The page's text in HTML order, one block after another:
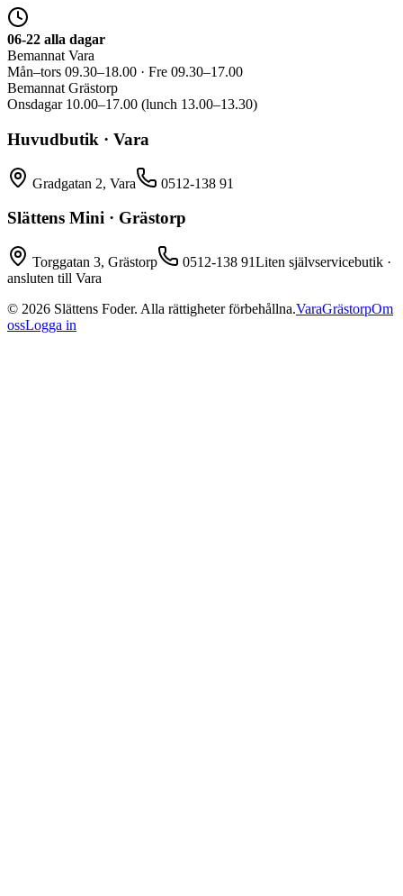
06-22 alla dagar
Bemannat Vara
Mån–tors 09.30–18.00 · Fre 09.30–17.00
Bemannat Grästorp
Onsdagar 10.00–17.00 (lunch 13.00–13.30)
Huvudbutik · Vara
Gradgatan 2, Vara 0512-138 91
Slättens Mini · Grästorp
Torggatan 3, Grästorp 0512-138 91Liten självservicebutik ·
ansluten till Vara
© 2026 Slättens Foder. Alla rättigheter förbehållna.VaraGrästorpOm
ossLogga in